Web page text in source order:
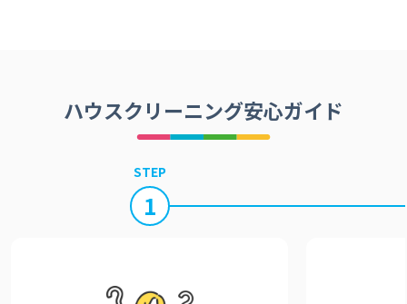
ハウスクリーニング安心ガイド
STEP
1